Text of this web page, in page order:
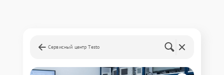
Сервисный центр Testo